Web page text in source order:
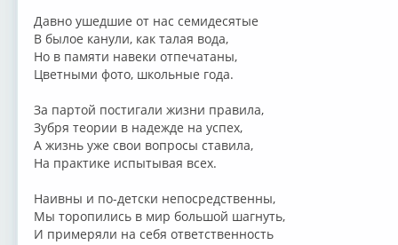
Давно ушедшие от нас семидесятые
В былое канули, как талая вода,
Но в памяти навеки отпечатаны,
Цветными фото, школьные года.
За партой постигали жизни правила,
Зубря теории в надежде на успех,
А жизнь уже свои вопросы ставила,
На практике испытывая всех.
Наивны и по-детски непосредственны,
Мы торопились в мир большой шагнуть,
И примеряли на себя ответственность